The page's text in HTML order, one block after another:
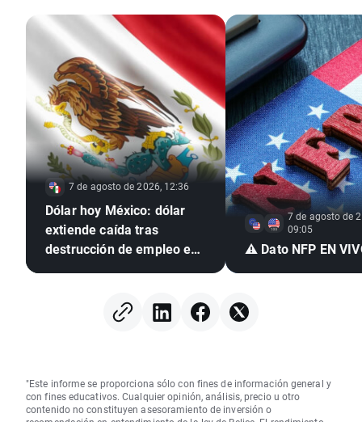
7 de agosto de 2026, 12:36
Dólar hoy México: dólar
extiende caída tras
destrucción de empleo en
7 de agosto de
09:05
⚠️ Dato NFP EN
"Este informe se proporciona sólo con fines de información general y
con fines educativos. Cualquier opinión, análisis, precio u otro
contenido no constituyen asesoramiento de inversión o